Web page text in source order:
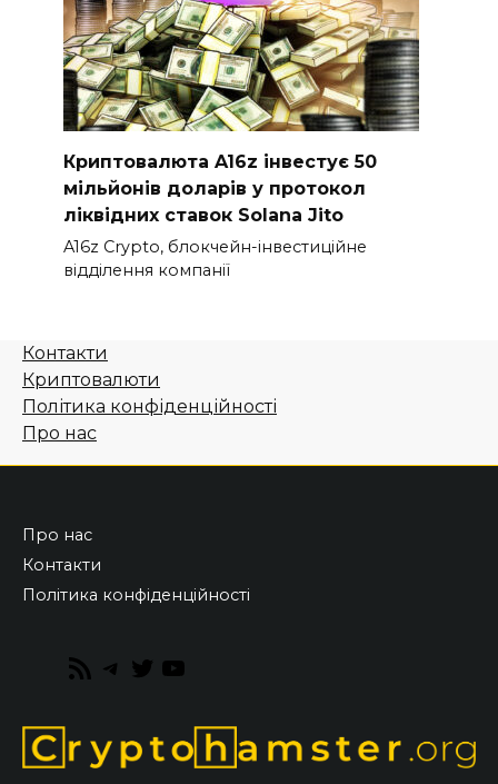
Криптовалюта A16z інвестує 50
мільйонів доларів у протокол
ліквідних ставок Solana Jito
A16z Crypto, блокчейн-інвестиційне
відділення компанії
Контакти
Криптовалюти
Політика конфіденційності
Про нас
Про нас
Контакти
Політика конфіденційності
RSS
Telegram
Twitter